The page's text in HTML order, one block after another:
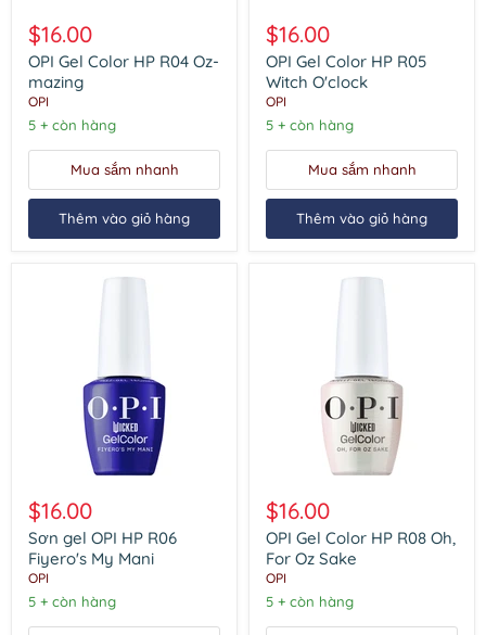
Gel
Color
HP
R04
Oz-
mazing
$16.00
OPI Gel Color HP R04 Oz-
mazing
OPI
5 + còn hàng
Mua sắm nhanh
Thêm vào giỏ hàng
Gel
Color
HP
R05
Witch
O'clock
$16.00
OPI Gel Color HP R05
Witch O'clock
OPI
5 + còn hàng
Mua sắm nhanh
Thêm vào giỏ hàng
gel
OPI
HP
R06
Fiyero's
My
Mani
$16.00
Sơn gel OPI HP R06
Fiyero's My Mani
OPI
5 + còn hàng
Gel
Color
HP
R08
Oh,
For
Oz
Sake
$16.00
OPI Gel Color HP R08 Oh,
For Oz Sake
OPI
5 + còn hàng